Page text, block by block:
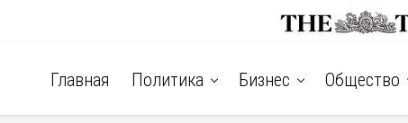
Главная Политика Бизнес Общество